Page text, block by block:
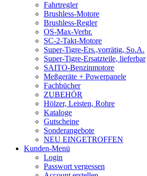
Fahrtregler
Brushless-Motore
Brushless-Regler
OS-Max-Verbr.
SC-2-Takt-Motore
Super-Tigre-Ers.,vorrätig, So.A.
Super-Tigre-Ersatzteile, lieferbar
SAITO-Benzinmotore
Meßgeräte + Powerpanele
Fachbücher
ZUBEHÖR
Hölzer, Leisten, Rohre
Kataloge
Gutscheine
Sonderangebote
NEU EINGETROFFEN
Kunden-Menü
Login
Passwort vergessen